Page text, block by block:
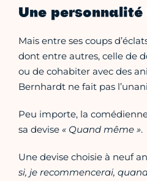
Une
Mais entre ses coups
dont entre autres, celle de
ou de cohabiter avec des
Bernhardt ne fait pas
Peu importe, la
sa devise « Quand même ».
Une devise choisie à neuf
si, je recommencerai,